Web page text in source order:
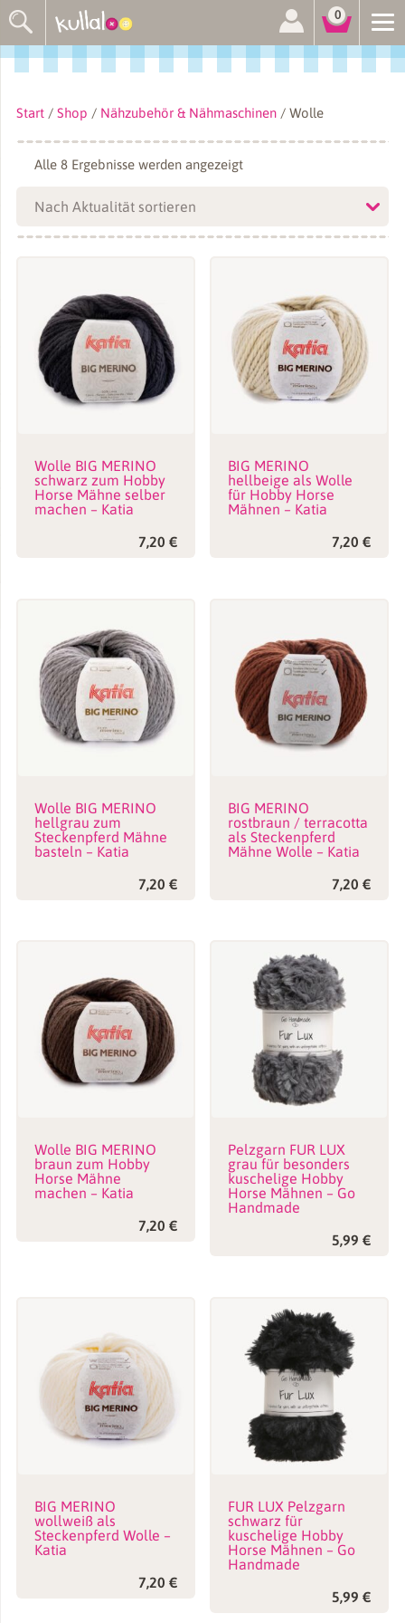
0
Suchen
nach:
Start/ Shop / Nähzubehör & Nähmaschinen/ Wolle
Alle 8 Ergebnisse werden angezeigtNach
Wolle BIG MERINO
schwarz zum Hobby
Horse Mähne selber
machen – Katia
7,20 €
BIG MERINO
hellbeige als Wolle
für Hobby Horse
Mähnen – Katia
7,20€
Wolle BIG MERINO
hellgrau zum
Steckenpferd Mähne
basteln – Katia
7,20 €
BIG MERINO
rostbraun / terracotta
als Steckenpferd
Mähne Wolle – Katia
7,20€
Wolle BIG MERINO
braun zum Hobby
Horse Mähne
machen – Katia
7,20 €
Pelzgarn FUR LUX
grau für besonders
kuschelige Hobby
Horse Mähnen – Go
Handmade
5,99€
BIG MERINO
wollweiß als
Steckenpferd Wolle –
Katia
7,20 €
FUR LUX Pelzgarn
schwarz für
kuschelige Hobby
Horse Mähnen – Go
Handmade
5,99€